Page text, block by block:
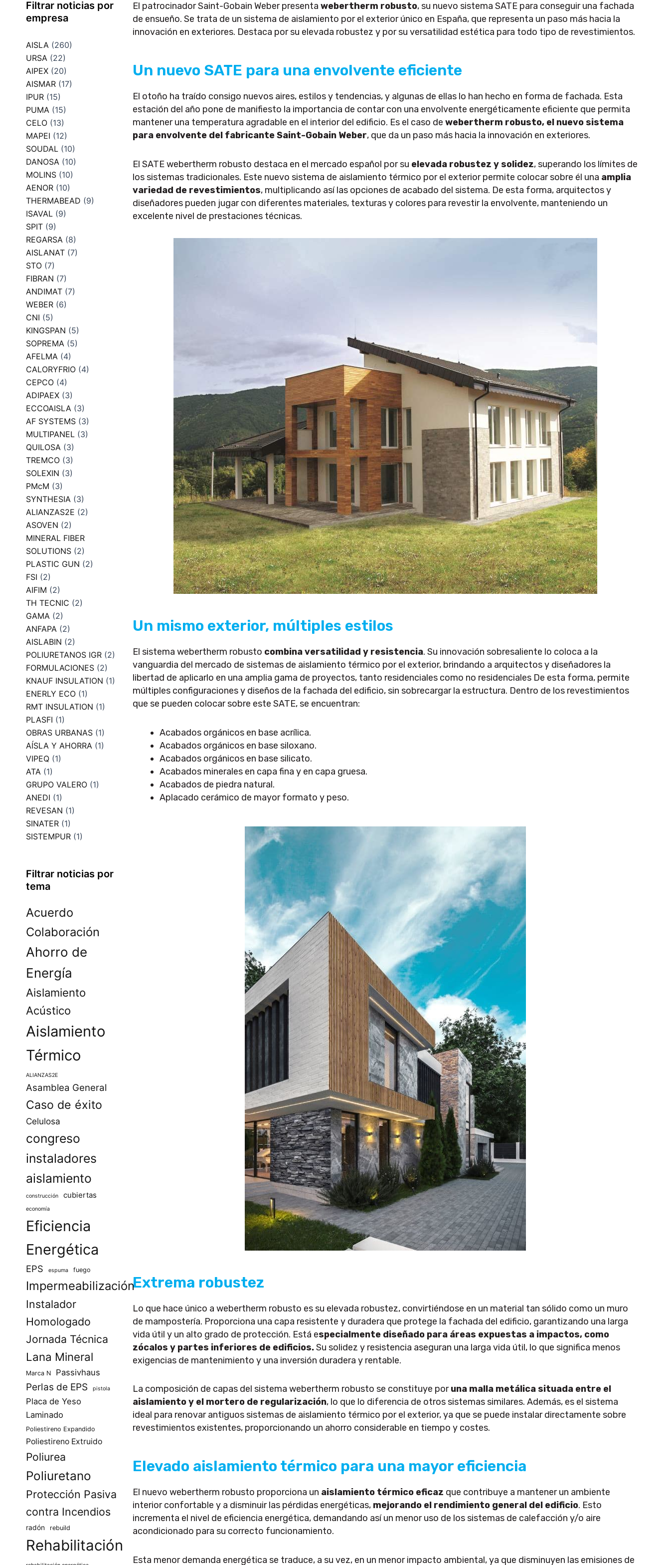
Filtrar noticias por
empresa
AISLA (260)
URSA (22)
AIPEX (20)
AISMAR (17)
IPUR (15)
PUMA (15)
CELO (13)
MAPEI (12)
SOUDAL (10)
DANOSA (10)
MOLINS (10)
AENOR (10)
THERMABEAD (9)
ISAVAL (9)
SPIT (9)
REGARSA (8)
AISLANAT (7)
STO (7)
FIBRAN (7)
ANDIMAT (7)
WEBER (6)
CNI (5)
KINGSPAN (5)
SOPREMA (5)
AFELMA (4)
CALORYFRIO (4)
CEPCO (4)
ADIPAEX (3)
ECCOAISLA (3)
AF SYSTEMS (3)
MULTIPANEL (3)
QUILOSA (3)
TREMCO (3)
SOLEXIN (3)
PMcM (3)
SYNTHESIA (3)
ALIANZAS2E (2)
ASOVEN (2)
MINERAL FIBER
SOLUTIONS (2)
PLASTIC GUN (2)
FSI (2)
AIFIM (2)
TH TECNIC (2)
GAMA (2)
ANFAPA (2)
AISLABIN (2)
POLIURETANOS IGR (2)
FORMULACIONES (2)
KNAUF INSULATION (1)
ENERLY ECO (1)
RMT INSULATION (1)
PLASFI (1)
OBRAS URBANAS (1)
AÍSLA Y AHORRA (1)
VIPEQ (1)
ATA (1)
GRUPO VALERO (1)
ANEDI (1)
REVESAN (1)
SINATER (1)
SISTEMPUR (1)
Filtrar noticias por
tema
Acuerdo
Colaboración
Ahorro de
Energía
Aislamiento
Acústico
Aislamiento
Térmico
ALIANZAS2E
Asamblea General
Caso de éxito
Celulosa
congreso
instaladores
aislamiento
construcción cubiertas
economía
Eficiencia
Energética
EPS espuma fuego
Impermeabilización
Instalador
Homologado
Jornada Técnica
Lana Mineral
Marca N Passivhaus
Perlas de EPS pistola
Placa de Yeso
Laminado
Poliestireno Expandido
Poliestireno Extruido
Poliurea
Poliuretano
Protección Pasiva
contra Incendios
radón rebuild
Rehabilitación
El patrocinador Saint-Gobain Weber presentawebertherm robusto, su nuevo sistema SATE para conseguir una fachada
de ensueño. Se trata de un sistema de aislamiento por el exterior único en España, que representa un paso más hacia la
innovación en exteriores. Destaca por su elevada robustez y por su versatilidad estética para todo tipo de revestimientos.
Un nuevo SATE para una envolvente eficiente
El otoño ha traído consigo nuevos aires, estilos y tendencias, y algunas de ellas lo han hecho en forma de fachada. Esta
estación del año pone de manifiesto la importancia de contar con una envolvente energéticamente eficiente que permita
mantener una temperatura agradable en el interior del edificio. Es el caso dewebertherm robusto, el nuevo sistema
para envolvente del fabricante Saint-Gobain Weber, que da un paso más hacia la innovación en exteriores.
El SATE webertherm robusto destaca en el mercado español por su elevada robustez y solidez, superando los límites de
los sistemas tradicionales. Este nuevo sistema de aislamiento térmico por el exterior permite colocar sobre él una amplia
variedad de revestimientos, multiplicando así las opciones de acabado del sistema. De esta forma, arquitectos y
diseñadores pueden jugar con diferentes materiales, texturas y colores para revestir la envolvente, manteniendo un
excelente nivel de prestaciones técnicas.
Un mismo exterior, múltiples estilos
El sistema webertherm robusto combina versatilidad y resistencia. Su innovación sobresaliente lo coloca a la
vanguardia del mercado de sistemas de aislamiento térmico por el exterior, brindando a arquitectos y diseñadores la
libertad de aplicarlo en una amplia gama de proyectos, tanto residenciales como no residenciales De esta forma, permite
múltiples configuraciones y diseños de la fachada del edificio, sin sobrecargar la estructura. Dentro de los revestimientos
que se pueden colocar sobre este SATE, se encuentran:
Acabados orgánicos en base acrílica.
Acabados orgánicos en base siloxano.
Acabados orgánicos en base silicato.
Acabados minerales en capa fina y en capa gruesa.
Acabados de piedra natural.
Aplacado cerámico de mayor formato y peso.
Extrema robustez
Lo que hace único a webertherm robusto es su elevada robustez, convirtiéndose en un material tan sólido como un muro
de mampostería. Proporciona una capa resistente y duradera que protege la fachada del edificio, garantizando una larga
vida útil y un alto grado de protección. Está especialmente diseñado para áreas expuestas a impactos, como
zócalos y partes inferiores de edificios.Su solidez y resistencia aseguran una larga vida útil, lo que significa menos
exigencias de mantenimiento y una inversión duradera y rentable.
La composición de capas del sistema webertherm robusto se constituye poruna malla metálica situada entre el
aislamiento y el mortero de regularización, lo que lo diferencia de otros sistemas similares. Además, es el sistema
ideal para renovar antiguos sistemas de aislamiento térmico por el exterior, ya que se puede instalar directamente sobre
revestimientos existentes, proporcionando un ahorro considerable en tiempo y costes.
Elevado aislamiento térmico para una mayor eficiencia
El nuevo webertherm robusto proporciona un aislamiento térmico eficaz que contribuye a mantener un ambiente
interior confortable y a disminuir las pérdidas energéticas, mejorando el rendimiento general del edificio. Esto
incrementa el nivel de eficiencia energética, demandando así un menor uso de los sistemas de calefacción y/o aire
acondicionado para su correcto funcionamiento.
Esta menor demanda energética se traduce, a su vez, en un menor impacto ambiental, ya que disminuyen las emisiones de